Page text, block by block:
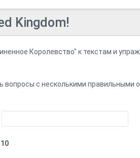
Kingdom!
Королевство" к текстам и
вопросы с несколькими правильными
10